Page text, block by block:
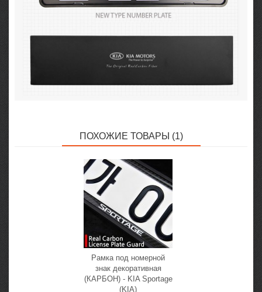
ПОХОЖИЕ ТОВАРЫ (1)
Рамка под номерной
знак декоративная
(КАРБОН) - KIA Sportage
(KIA)